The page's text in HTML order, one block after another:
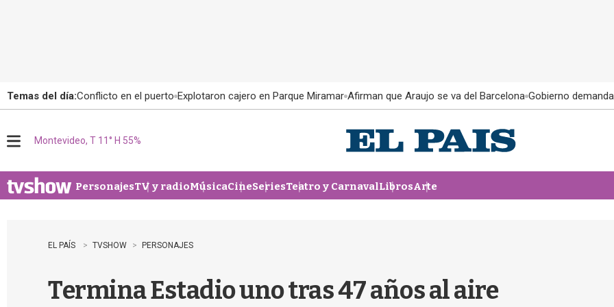
Temas del día:Conflicto en el puerto Explotaron cajero en Parque Miramar Afirman que Araujo se va del Barcelona Gobierno
u
Montevideo, T 11° H 55%
PersonajesTV y radioMúsicaCineSeriesTeatro y CarnavalLibrosArte
EL PAÍS TVSHOW PERSONAJES
Termina Estadio uno tras 47 años al aire